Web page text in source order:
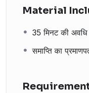
Material
35 मिनट की अवधि
समाप्ति का